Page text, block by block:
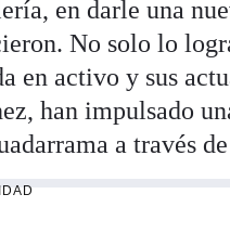
en darle una
No solo lo
en activo y sus
han impulsado
a través